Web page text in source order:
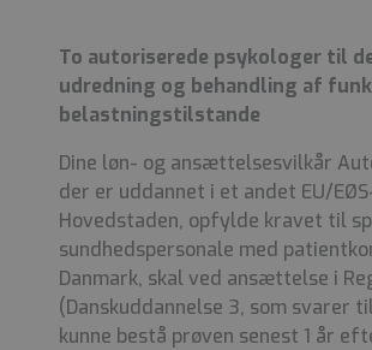
To autoriserede psykologer til
udredning og behandling af
belastningstilstande
Dine løn- og ansættelsesvilkår
der er uddannet i et andet EU/
Hovedstaden, opfylde kravet til
sundhedspersonale med
Danmark, skal ved ansættelse i
(Danskuddannelse 3, som svarer
kunne bestå prøven senest 1 år